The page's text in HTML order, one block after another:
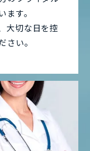
す。
大切な日を控
さい。